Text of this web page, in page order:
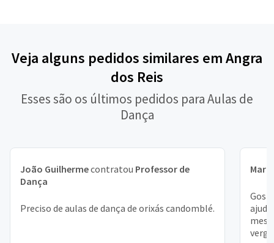
Veja alguns pedidos similares em Angra
dos Reis
Esses são os últimos pedidos para Aulas de
Dança
João Guilhermecontratou Professor de
Dança
Preciso de aulas de dança de orixás candomblé.